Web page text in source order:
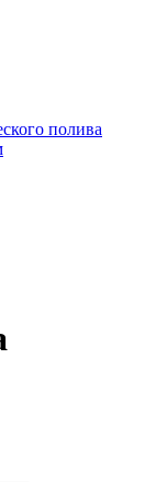
полива